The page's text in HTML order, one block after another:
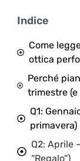
Indice
Come
ottica
Perché
trimestre (e
Q1:
primavera)
Q2: Aprile
“Regalo”)